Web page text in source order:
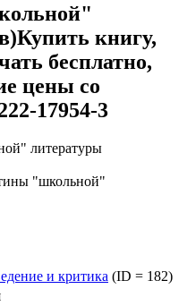
Купить книгу,
бесплатно,
цены со
17954-3
"школьной"
и критика (ID = 182)